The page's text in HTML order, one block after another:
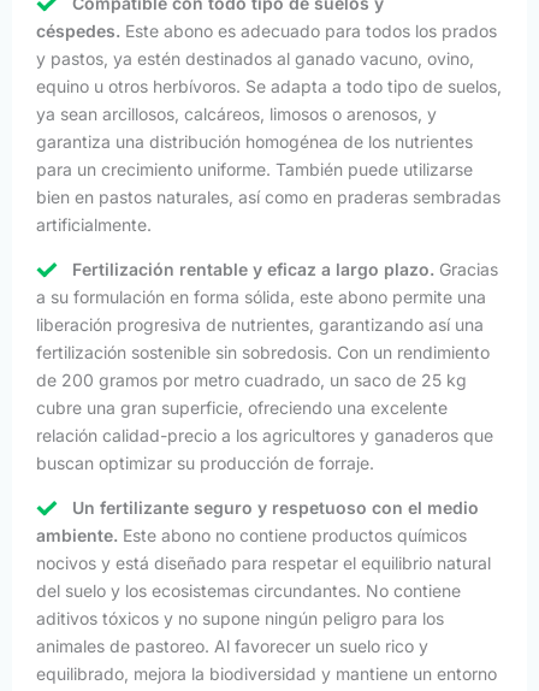
céspedes. Este abono es adecuado para todos los prados
y pastos, ya estén destinados al ganado vacuno, ovino,
equino u otros herbívoros. Se adapta a todo tipo de suelos,
ya sean arcillosos, calcáreos, limosos o arenosos, y
garantiza una distribución homogénea de los nutrientes
para un crecimiento uniforme. También puede utilizarse
bien en pastos naturales, así como en praderas sembradas
artificialmente.
Fertilización rentable y eficaz a largo plazo. Gracias
a su formulación en forma sólida, este abono permite una
liberación progresiva de nutrientes, garantizando así una
fertilización sostenible sin sobredosis. Con un rendimiento
de 200 gramos por metro cuadrado, un saco de 25 kg
cubre una gran superficie, ofreciendo una excelente
relación calidad-precio a los agricultores y ganaderos que
buscan optimizar su producción de forraje.
Un fertilizante seguro y respetuoso con el medio
ambiente. Este abono no contiene productos químicos
nocivos y está diseñado para respetar el equilibrio natural
del suelo y los ecosistemas circundantes. No contiene
aditivos tóxicos y no supone ningún peligro para los
animales de pastoreo. Al favorecer un suelo rico y
equilibrado, mejora la biodiversidad y mantiene un entorno